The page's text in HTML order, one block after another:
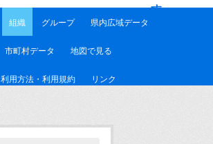
す
組織 グループ 県内広域データ
市町村データ 地図で見る
利用方法・利用規約 リンク